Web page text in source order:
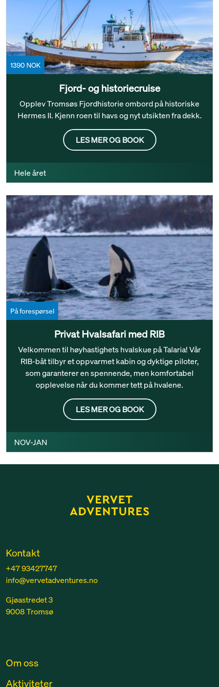
1390 NOK
Fjord- og historiecruise
Opplev Tromsøs Fjordhistorie ombord på historiske
Hermes II. Kjenn roen til havs og nyt utsikten fra dekk.
LES MER OG BOOK
Hele året
På forespørsel
Privat Hvalsafari med RIB
Velkommen til høyhastighets hvalskue på Talaria! Vår
RIB-båt tilbyr et oppvarmet kabin og dyktige piloter,
som garanterer en spennende, men komfortabel
opplevelse når du kommer tett på hvalene.
LES MER OG BOOK
NOV-JAN
Kontakt
+47 93427747
info@vervetadventures.no
Gjøastredet 3
9008 Tromsø
Om oss
Aktiviteter